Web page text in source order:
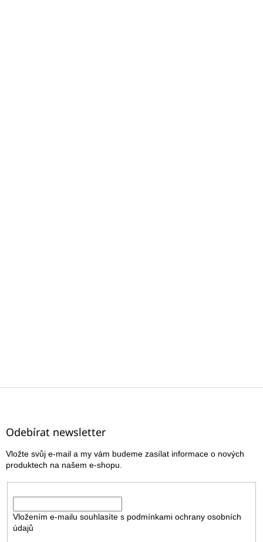
Z
Odebírat newsletter
Vložte svůj e-mail a my vám budeme zasílat informace o nových
produktech na našem e-shopu.
Vložením e-mailu souhlasíte s podmínkami ochrany osobních
údajů